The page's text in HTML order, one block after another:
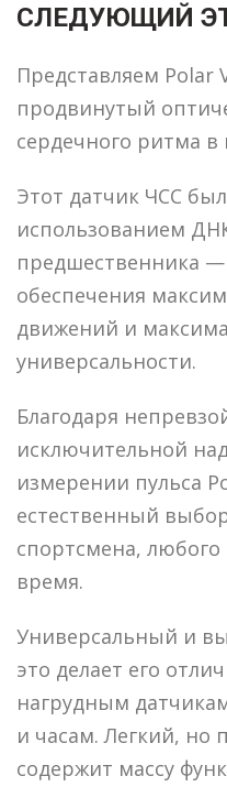
СЛЕДУЮЩИЙ
Представляем
продвинутый
сердечного ритма
Этот датчик ЧСС
использованием
предшественника
обеспечения
движений и
универсальности.
Благодаря
исключительной
измерении пульса
естественный
спортсмена,
время.
Универсальный и
это делает его
нагрудным
и часам. Легкий, но
содержит массу